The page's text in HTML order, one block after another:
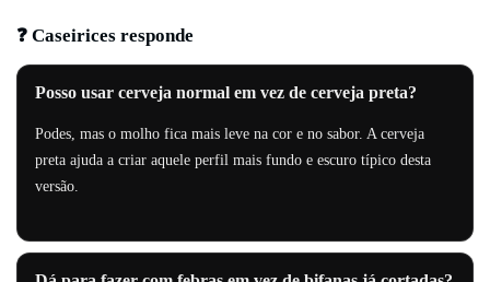
❓ Caseirices responde
Posso usar cerveja normal em vez de cerveja preta?
Podes, mas o molho fica mais leve na cor e no sabor. A cerveja
preta ajuda a criar aquele perfil mais fundo e escuro típico desta
versão.